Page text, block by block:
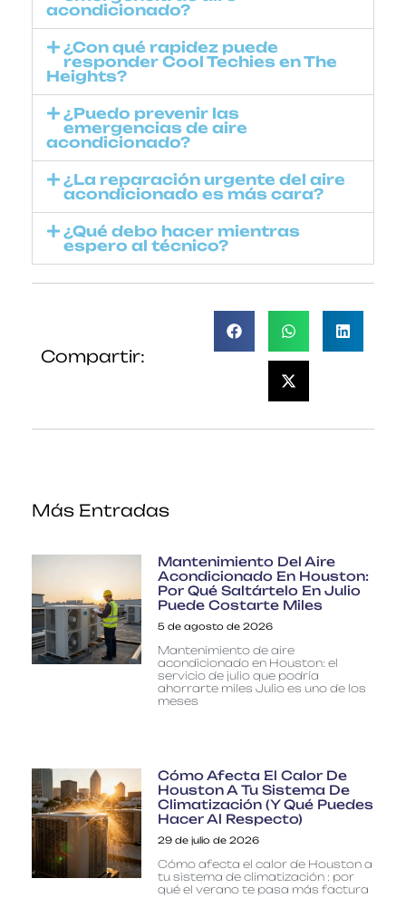
acondicionado?
¿Con qué rapidez puede
responder Cool Techies en The
Heights?
¿Puedo prevenir las
emergencias de aire
acondicionado?
¿La reparación urgente del aire
acondicionado es más cara?
¿Qué debo hacer mientras
espero al técnico?
Compartir:
Más Entradas
Mantenimiento Del Aire
Acondicionado En Houston:
Por Qué Saltártelo En Julio
Puede Costarte Miles
5 de agosto de 2026
Mantenimiento de aire
acondicionado en Houston: el
servicio de julio que podría
ahorrarte miles Julio es uno de los
meses
Cómo Afecta El Calor De
Houston A Tu Sistema De
Climatización (y Qué Puedes
Hacer Al Respecto)
29 de julio de 2026
Cómo afecta el calor de Houston a
tu sistema de climatización : por
qué el verano te pasa más factura